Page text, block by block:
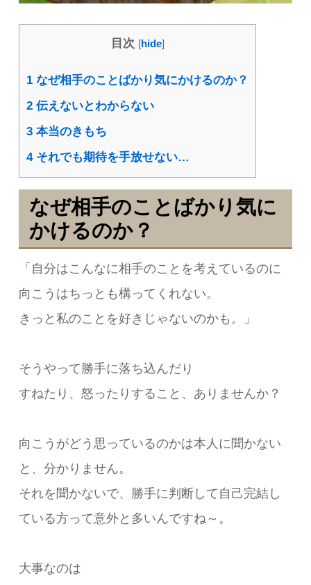
目次 [hide]
1 なぜ相手のことばかり気にかけるのか？
2 伝えないとわからない
3 本当のきもち
4それでも期待を手放せない…
なぜ相手のことばかり気に
かけるのか？
「自分はこんなに相手のことを考えているのに
向こうはちっとも構ってくれない。
きっと私のことを好きじゃないのかも。」
そうやって勝手に落ち込んだり
すねたり、怒ったりすること、ありませんか？
向こうがどう思っているのかは本人に聞かない
と、分かりません。
それを聞かないで、勝手に判断して自己完結し
ている方って意外と多いんですね～。
大事なのは